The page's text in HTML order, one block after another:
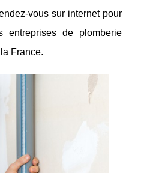
vous sur internet pour
de plomberie
France.